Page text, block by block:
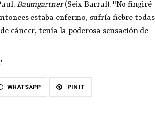
Baumgartner(Seix Barral). "No fingiré
estaba enfermo, sufría fiebre todas
cáncer, tenía la poderosa sensación de
WHATSAPP PIN IT